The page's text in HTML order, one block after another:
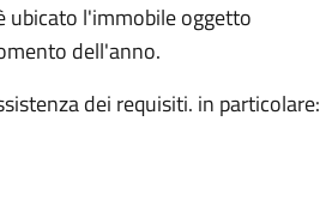
ubicato l'immobile oggetto
dell'anno.
dei requisiti. in particolare: